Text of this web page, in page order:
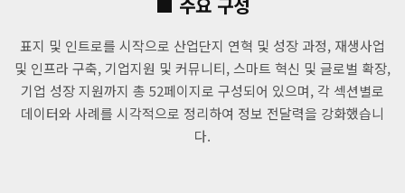
표지 및 인트로를 시작으로 산업단지 연혁 및 성장 과정, 재생사업
및 인프라 구축, 기업지원 및 커뮤니티, 스마트 혁신 및 글로벌 확장,
기업 성장 지원까지 총 52페이지로 구성되어 있으며, 각 섹션별로
데이터와 사례를 시각적으로 정리하여 정보 전달력을 강화했습니
다.